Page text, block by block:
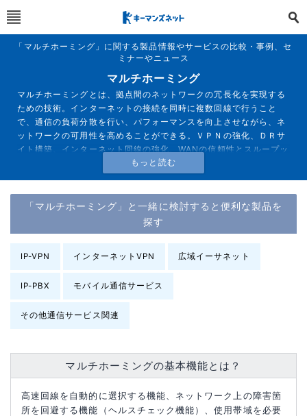
「マルチホーミング」に関する製品情報やサービスの比較・事例、セ
ミナーやニュース
マルチホーミング
マルチホーミングとは、拠点間のネットワークの冗長化を実現する
ための技術。インターネットの接続を同時に複数回線で行うこと
で、通信の負荷分散を行い、パフォーマンスを向上させながら、ネ
ットワークの可用性を高めることができる。ＶＰＮの強化、ＤＲサ
イト構築、インターネット回線の強化、WANの信頼性とスループッ
トの向上、VOIPやWeb会議のトラフィック最適化、ＢＣＰ対策な
「マルチホーミング」と一緒に検討すると便利な製品を
探す
IP-VPN インターネットVPN 広域イーサネット
IP-PBX モバイル通信サービス
その他通信サービス関連
マルチホーミングの基本機能とは？
高速回線を自動的に選択する機能、ネットワーク上の障害箇
所を回避する機能（ヘルスチェック機能）、使用帯域を必要